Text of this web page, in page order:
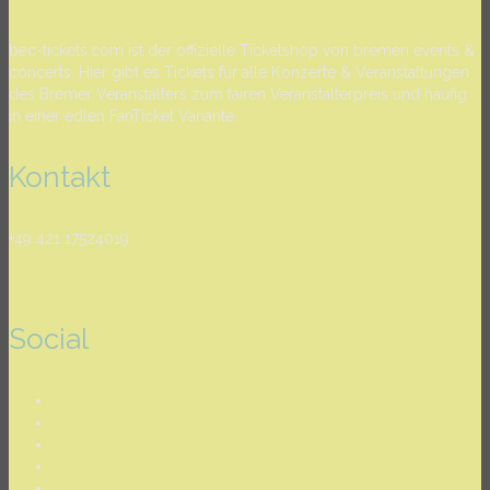
bec-tickets.com ist der offizielle Ticketshop von bremen events &
concerts. Hier gibt es Tickets für alle Konzerte & Veranstaltungen
des Bremer Veranstalters zum fairen Veranstalterpreis und häufig
in einer edlen FanTicket Variante.
Kontakt
+49 421 17524019
Social